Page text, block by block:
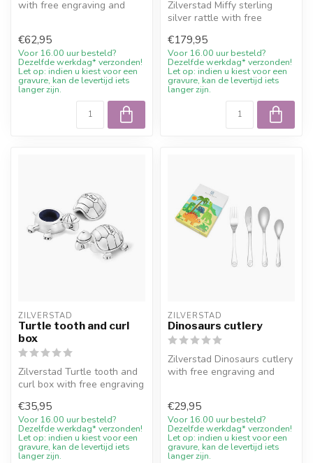
with free engraving and
€62,95
Voor 16.00 uur besteld?
Dezelfde werkdag* verzonden!
Let op: indien u kiest voor een
gravure, kan de levertijd iets
langer zijn.
Zilverstad Miffy sterling
silver rattle with free
welcome disc...
€179,95
Voor 16.00 uur besteld?
Dezelfde werkdag* verzonden!
Let op: indien u kiest voor een
gravure, kan de levertijd iets
langer zijn.
ZILVERSTAD
Turtle tooth and curl
box
Zilverstad Turtle tooth and
curl box with free engraving
€35,95
Voor 16.00 uur besteld?
Dezelfde werkdag* verzonden!
Let op: indien u kiest voor een
gravure, kan de levertijd iets
langer zijn.
ZILVERSTAD
Dinosaurs cutlery
Zilverstad Dinosaurs cutlery
with free engraving and
€29,95
Voor 16.00 uur besteld?
Dezelfde werkdag* verzonden!
Let op: indien u kiest voor een
gravure, kan de levertijd iets
langer zijn.